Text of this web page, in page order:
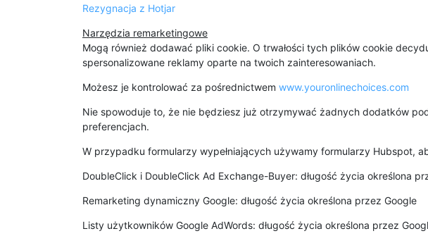
Rezygnacja z Hotjar
Narzędzia remarketingowe
Mogą również dodawać pliki cookie. O trwałości tych plików cookie
spersonalizowane reklamy oparte na twoich zainteresowaniach.
Możesz je kontrolować za pośrednictwem www.youronlinechoices.com
Nie spowoduje to, że nie będziesz już otrzymywać żadnych dodatków
preferencjach.
W przypadku formularzy wypełniających używamy formularzy Hubspot,
DoubleClick i DoubleClick Ad Exchange-Buyer: długość życia określona
Remarketing dynamiczny Google: długość życia określona przez Google
Listy użytkowników Google AdWords: długość życia określona przez